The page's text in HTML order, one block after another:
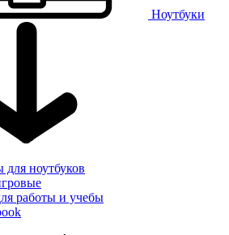
Ноутбуки
для ноутбуков
работы и учебы